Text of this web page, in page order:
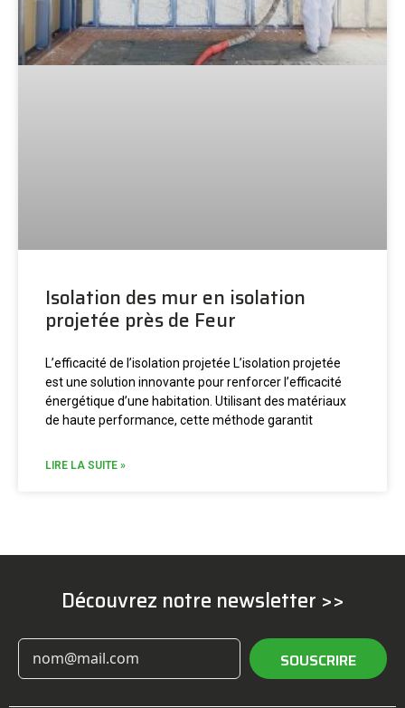
Isolation des mur en isolation
projetée près de Feur
L’efficacité de l’isolation projetée L’isolation projetée
est une solution innovante pour renforcer l’efficacité
énergétique d’une habitation. Utilisant des matériaux
de haute performance, cette méthode garantit
LIRE LA SUITE »
Découvrez notre newsletter >>
SOUSCRIRE